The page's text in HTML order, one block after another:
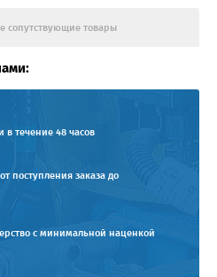
сопутствующие товары
в течение 48 часов
поступления заказа до
с минимальной наценкой